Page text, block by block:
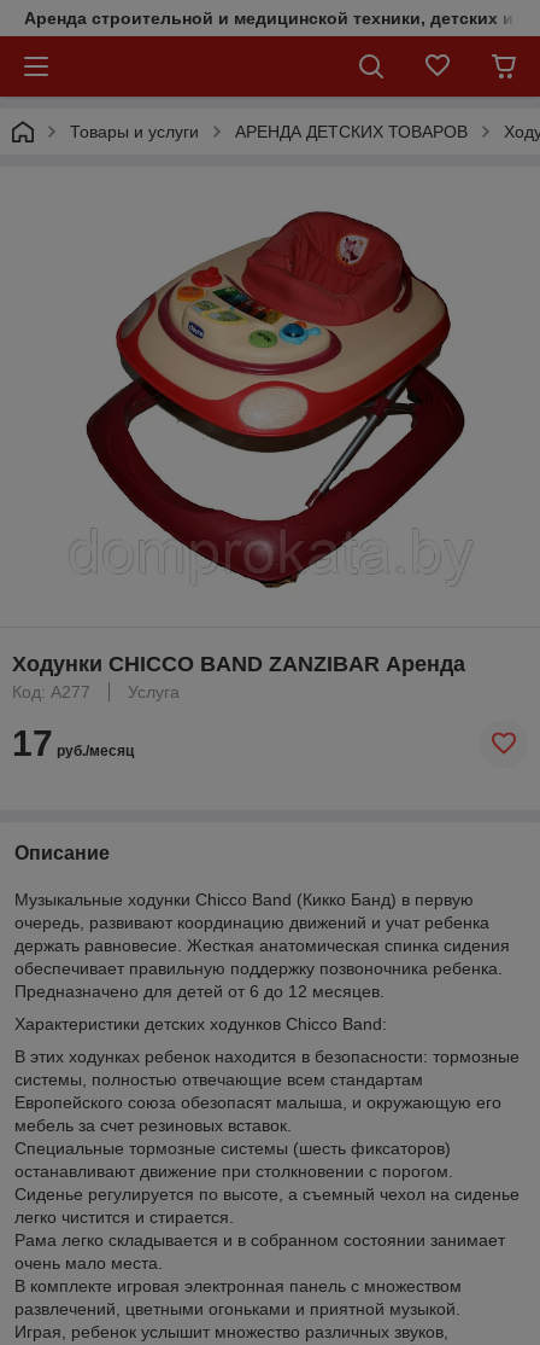
Аренда строительной и медицинской техники, детских и
Товары и услуги АРЕНДА ДЕТСКИХ ТОВАРОВ
Ходунки CHICCO BAND ZANZIBAR Аренда
Код: A277 Услуга
17 руб./месяц
Описание
Музыкальные ходунки Chicco Band (Кикко Банд) в первую
очередь, развивают координацию движений и учат ребенка
держать равновесие. Жесткая анатомическая спинка сидения
обеспечивает правильную поддержку позвоночника ребенка.
Предназначено для детей от 6 до 12 месяцев.
Характеристики детских ходунков Chicco Band:
В этих ходунках ребенок находится в безопасности: тормозные
системы, полностью отвечающие всем стандартам
Европейского союза обезопасят малыша, и окружающую его
мебель за счет резиновых вставок.
Специальные тормозные системы (шесть фиксаторов)
останавливают движение при столкновении с порогом.
Сиденье регулируется по высоте, а съемный чехол на сиденье
легко чистится и стирается.
Рама легко складывается и в собранном состоянии занимает
очень мало места.
В комплекте игровая электронная панель с множеством
развлечений, цветными огоньками и приятной музыкой.
Играя, ребенок услышит множество различных звуков,